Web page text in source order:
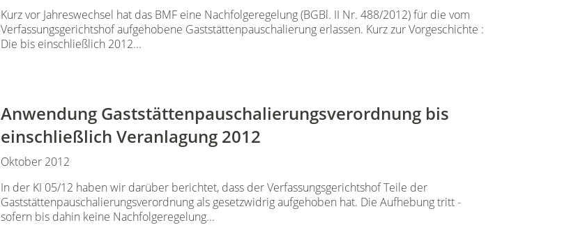
Kurz vor Jahreswechsel hat das BMF eine Nachfolgeregelung (BGBl. II Nr. 488/2012) für die vom
Verfassungsgerichtshof aufgehobene Gaststättenpauschalierung erlassen. Kurz zur Vorgeschichte :
Die bis einschließlich 2012...
Anwendung Gaststättenpauschalierungsverordnung bis
einschließlich Veranlagung 2012
Oktober 2012
In der KI 05/12 haben wir darüber berichtet, dass der Verfassungsgerichtshof Teile der
Gaststättenpauschalierungsverordnung als gesetzwidrig aufgehoben hat. Die Aufhebung tritt -
sofern bis dahin keine Nachfolgeregelung...